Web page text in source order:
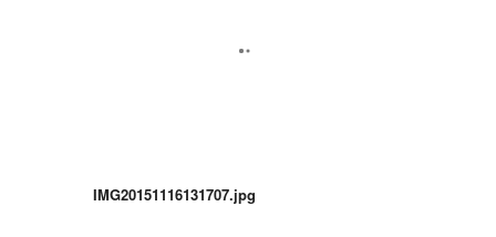
IMG20151116131707.jpg